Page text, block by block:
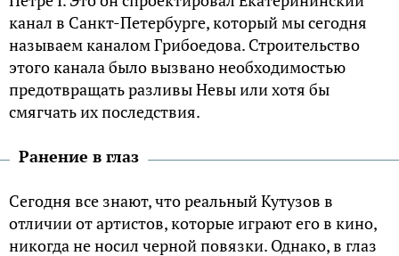
канал в Санкт-Петербурге, который мы сегодня
называем каналом Грибоедова. Строительство
этого канала было вызвано необходимостью
предотвращать разливы Невы или хотя бы
смягчать их последствия.
Ранение в глаз
Сегодня все знают, что реальный Кутузов в
отличии от артистов, которые играют его в кино,
никогда не носил черной повязки. Однако, в глаз